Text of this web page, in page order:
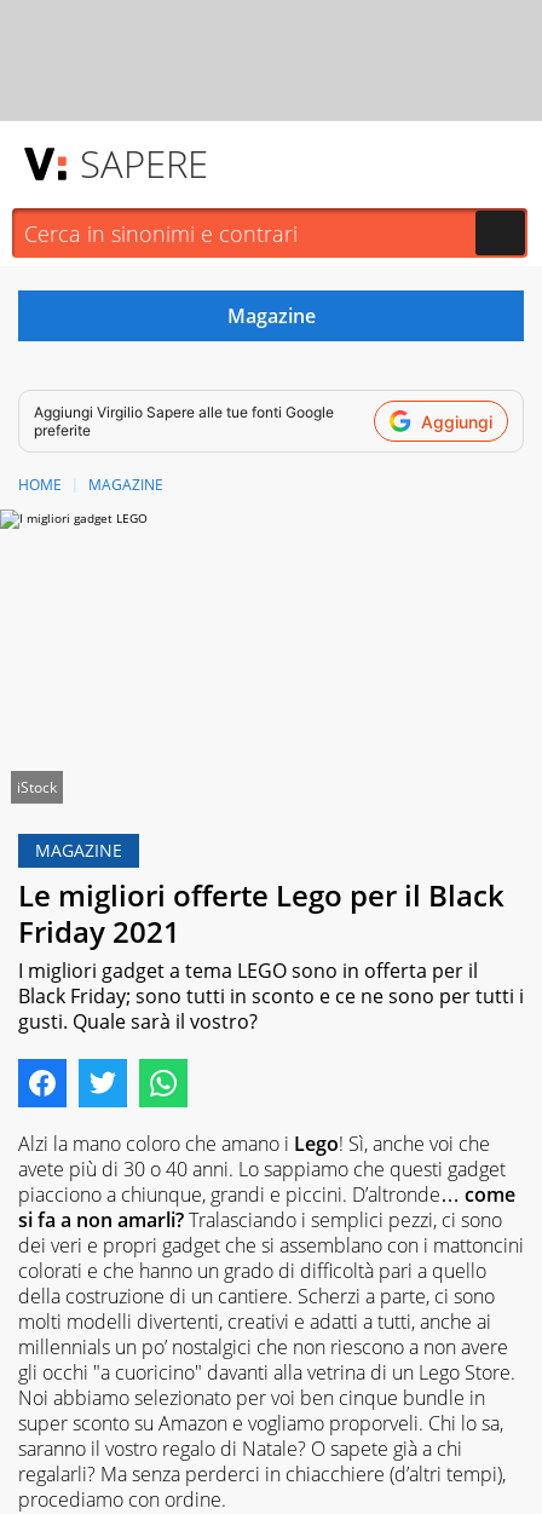
SAPERE
Aggiungi Virgilio Sapere alle tue fonti Google
preferite
Aggiungi
HOME MAGAZINE
iStock
MAGAZINE
Le migliori offerte Lego per il Black
Friday 2021
I migliori gadget a tema LEGO sono in offerta per il
Black Friday; sono tutti in sconto e ce ne sono per tutti i
gusti. Quale sarà il vostro?
Alzi la mano coloro che amano i Lego! Sì, anche voi che
avete più di 30 o 40 anni. Lo sappiamo che questi gadget
piacciono a chiunque, grandi e piccini. D’altronde… come
si fa a non amarli?Tralasciando i semplici pezzi, ci sono
dei veri e propri gadget che si assemblano con i mattoncini
colorati e che hanno un grado di difficoltà pari a quello
della costruzione di un cantiere. Scherzi a parte, ci sono
molti modelli divertenti, creativi e adatti a tutti, anche ai
millennials un po’ nostalgici che non riescono a non avere
gli occhi "a cuoricino" davanti alla vetrina di un Lego Store.
Noi abbiamo selezionato per voi ben cinque bundle in
super sconto su Amazon e vogliamo proporveli. Chi lo sa,
saranno il vostro regalo di Natale? O sapete già a chi
regalarli? Ma senza perderci in chiacchiere (d’altri tempi),
procediamo con ordine.